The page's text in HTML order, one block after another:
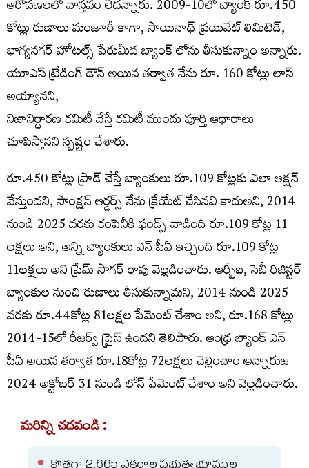
ఆరోపణలలో వాస్తవం లేదన్నారు. 2009-10లో బ్యాంక్ రూ.450
కోట్లు రుణాలు మంజూరీ కాగా, సాయినాథ్ ప్రయివేట్ లిమిటెడ్,
భాగ్యనగర్ హోటల్స్ పేరుమీద బ్యాంక్ లోను తీసుకున్నాం అన్నారు.
యూఎస్ ట్రేడింగ్ డౌన్ అయిన తర్వాత నేను రూ. 160 కోట్లు లాస్
అయ్యానని,
నిజానిర్ధారణ కమిటీ వేస్తే కమిటీ ముందు పూర్తి ఆధారాలు
చూపిస్తానని స్పష్టం చేశారు.
రూ.450 కోట్లు ప్రాడ్ చేస్తే బ్యాంకులు రూ.109 కోట్లకు ఎలా ఆక్షన్
వేస్తుందని, సాంక్షన్ ఆర్డర్స్ నేను క్రేయేట్ చేసినవి కాదుఅని, 2014
నుండి 2025 వరకు కంపెనీకి ఫండ్స్ వాడింది రూ.109 కోట్ల 11
లక్షలు అని, అన్ని బ్యాంకులు ఎన్ పీఏ ఇచ్చింది రూ.109 కోట్ల
11లక్షలు అని ప్రేమ్ సాగర్ రావు వెల్లడించారు. ఆర్బీఐ, సెబీ రిజిస్టర్
బ్యాంకుల నుంచి రుణాలు తీసుకున్నామని, 2014 నుండి 2025
వరకు రూ.44కోట్ల 81లక్షల పేమెంట్ చేశాం అని, రూ.168 కోట్లు
2014-15లో రీజర్వ్ ప్రైస్ ఉందని తెలిపారు. ఆంధ్ర బ్యాంక్ ఎన్
పీఏ అయిన తర్వాత రూ.18కోట్ల 72లక్షలు చెల్లించాం అన్నారుజ
2024 అక్టోబర్ 31 నుండి లోన్ పేమెంట్ చేశాం అని వెల్లడించారు.
మరిన్ని చదవండి :